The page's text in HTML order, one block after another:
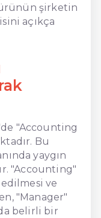
şirketin
açıkça
"Accounting
Bu
yaygın
"Accounting"
ve
"Manager"
belirli bir